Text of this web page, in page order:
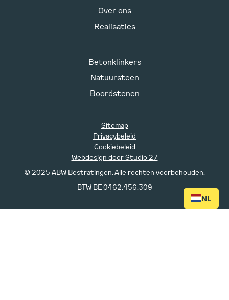
Over ons
Realisaties
Betonklinkers
Natuursteen
Boordstenen
© 2025 ABW Bestratingen. Alle rechten voorbehouden.
BTW BE 0462.456.309
Sitemap
Privacybeleid
Cookiebeleid
Webdesign door Studio 27
NL